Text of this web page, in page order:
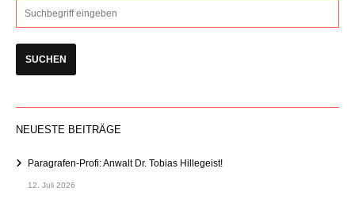
NEUESTE BEITRÄGE
Paragrafen-Profi: Anwalt Dr. Tobias Hillegeist!
12. Juli 2026